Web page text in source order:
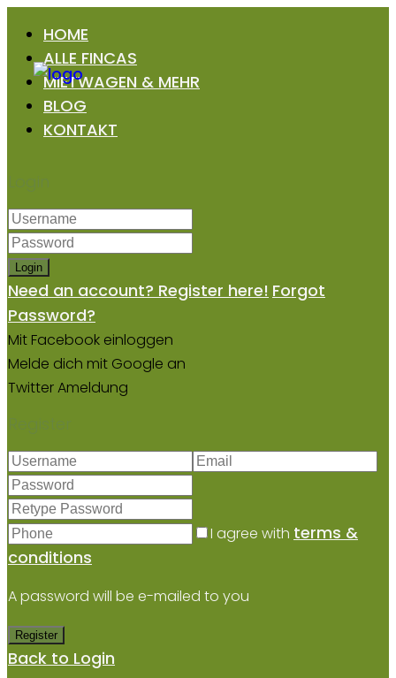
HOME
ALLE FINCAS
MIETWAGEN & MEHR
BLOG
KONTAKT
Login
Login
Need an account? Register here! Forgot
Password?
Mit Facebook einloggen
Melde dich mit Google an
Twitter Ameldung
Register
I agree with terms &
conditions
A password will be e-mailed to you
Register
Back to Login